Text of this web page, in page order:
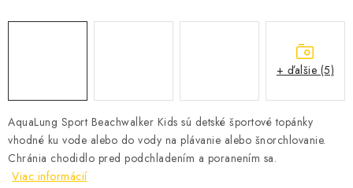
AquaLung Sport Beachwalker Kids sú detské športové topánky
vhodné ku vode alebo do vody na plávanie alebo šnorchlovanie.
Chránia chodidlo pred podchladením a poranením sa.
Viac informácií
+ ďalšie (5)